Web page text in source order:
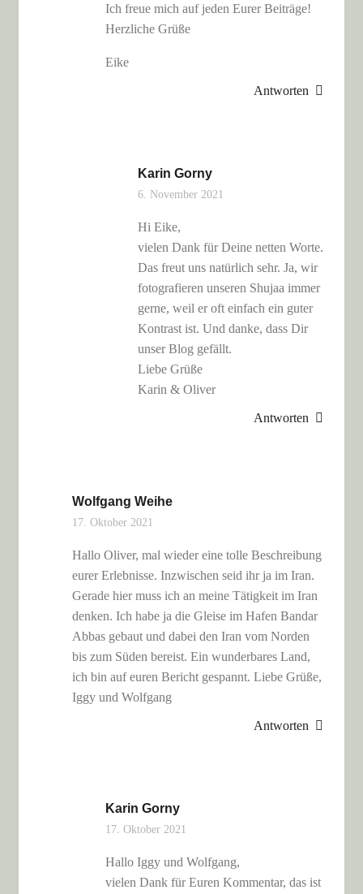
Ich freue mich auf jeden Eurer Beiträge!
Herzliche Grüße
Eike
Antworten
Karin Gorny
6. November 2021
Hi Eike,
vielen Dank für Deine netten Worte.
Das freut uns natürlich sehr. Ja, wir
fotografieren unseren Shujaa immer
gerne, weil er oft einfach ein guter
Kontrast ist. Und danke, dass Dir
unser Blog gefällt.
Liebe Grüße
Karin & Oliver
Antworten
Wolfgang Weihe
17. Oktober 2021
Hallo Oliver, mal wieder eine tolle Beschreibung
eurer Erlebnisse. Inzwischen seid ihr ja im Iran.
Gerade hier muss ich an meine Tätigkeit im Iran
denken. Ich habe ja die Gleise im Hafen Bandar
Abbas gebaut und dabei den Iran vom Norden
bis zum Süden bereist. Ein wunderbares Land,
ich bin auf euren Bericht gespannt. Liebe Grüße,
Iggy und Wolfgang
Antworten
Karin Gorny
17. Oktober 2021
Hallo Iggy und Wolfgang,
vielen Dank für Euren Kommentar, das ist